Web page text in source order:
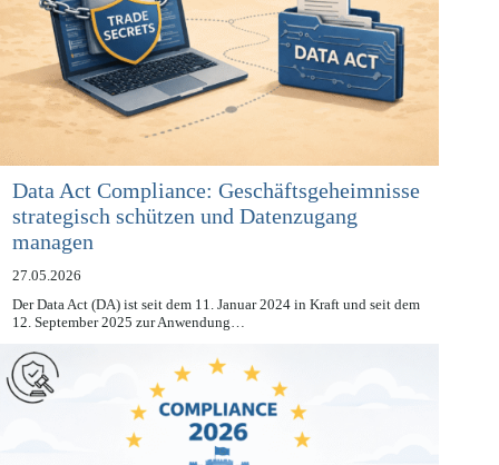
Data Act Compliance: Geschäftsgeheimnisse
strategisch schützen und Datenzugang
managen
27.05.2026
Der Data Act (DA) ist seit dem 11. Januar 2024 in Kraft und seit dem